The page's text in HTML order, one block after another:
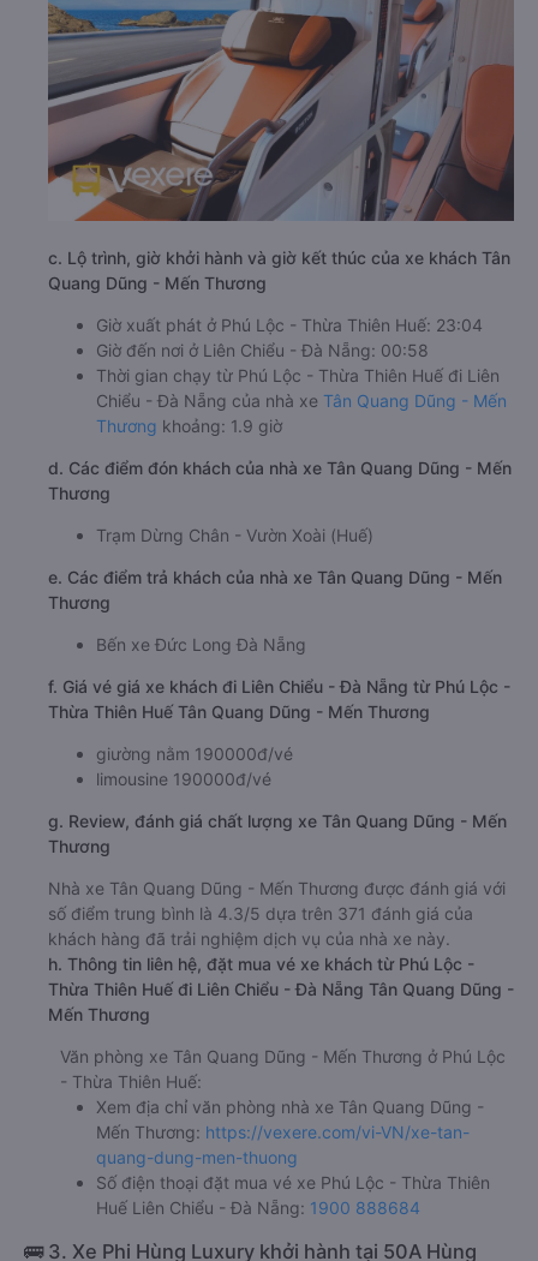
c. Lộ trình, giờ khởi hành và giờ kết thúc của xe khách Tân
Quang Dũng - Mến Thương
Giờ xuất phát ở Phú Lộc - Thừa Thiên Huế: 23:04
Giờ đến nơi ở Liên Chiểu - Đà Nẵng: 00:58
Thời gian chạy từ Phú Lộc - Thừa Thiên Huế đi Liên
Chiểu - Đà Nẵng của nhà xe Tân Quang Dũng - Mến
Thương khoảng: 1.9 giờ
d. Các điểm đón khách của nhà xe Tân Quang Dũng - Mến
Thương
Trạm Dừng Chân - Vườn Xoài (Huế)
e. Các điểm trả khách của nhà xe Tân Quang Dũng - Mến
Thương
Bến xe Đức Long Đà Nẵng
f. Giá vé giá xe khách đi Liên Chiểu - Đà Nẵng từ Phú Lộc -
Thừa Thiên Huế Tân Quang Dũng - Mến Thương
giường nằm 190000đ/vé
limousine 190000đ/vé
g. Review, đánh giá chất lượng xe Tân Quang Dũng - Mến
Thương
Nhà xe Tân Quang Dũng - Mến Thương được đánh giá với
số điểm trung bình là 4.3/5 dựa trên 371 đánh giá của
khách hàng đã trải nghiệm dịch vụ của nhà xe này.
h. Thông tin liên hệ, đặt mua vé xe khách từ Phú Lộc -
Thừa Thiên Huế đi Liên Chiểu - Đà Nẵng Tân Quang Dũng -
Mến Thương
Văn phòng xe Tân Quang Dũng - Mến Thương ở Phú Lộc
- Thừa Thiên Huế:
Xem địa chỉ văn phòng nhà xe Tân Quang Dũng -
Mến Thương: https://vexere.com/vi-VN/xe-tan-
quang-dung-men-thuong
Số điện thoại đặt mua vé xe Phú Lộc - Thừa Thiên
Huế Liên Chiểu - Đà Nẵng: 1900 888684
🚌 3. Xe Phi Hùng Luxury khởi hành tại 50A Hùng